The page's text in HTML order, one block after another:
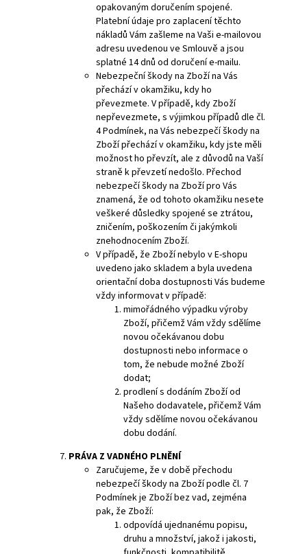
opakovaným doručením spojené.
Platební údaje pro zaplacení těchto
nákladů Vám zašleme na Vaši e-mailovou
adresu uvedenou ve Smlouvě a jsou
splatné 14 dnů od doručení e-mailu.
Nebezpeční škody na Zboží na Vás
přechází v okamžiku, kdy ho
převezmete. V případě, kdy Zboží
nepřevezmete, s výjimkou případů dle čl.
4 Podmínek, na Vás nebezpečí škody na
Zboží přechází v okamžiku, kdy jste měli
možnost ho převzít, ale z důvodů na Vaší
straně k převzetí nedošlo. Přechod
nebezpečí škody na Zboží pro Vás
znamená, že od tohoto okamžiku nesete
veškeré důsledky spojené se ztrátou,
zničením, poškozením či jakýmkoli
znehodnocením Zboží.
V případě, že Zboží nebylo v E-shopu
uvedeno jako skladem a byla uvedena
orientační doba dostupnosti Vás budeme
vždy informovat v případě:
mimořádného výpadku výroby
Zboží, přičemž Vám vždy sdělíme
novou očekávanou dobu
dostupnosti nebo informace o
tom, že nebude možné Zboží
dodat;
prodlení s dodáním Zboží od
Našeho dodavatele, přičemž Vám
vždy sdělíme novou očekávanou
dobu dodání.
PRÁVA Z VADNÉHO PLNĚNÍ
Zaručujeme, že v době přechodu
nebezpečí škody na Zboží podle čl. 7
Podmínek je Zboží bez vad, zejména
pak, že Zboží:
odpovídá ujednanému popisu,
druhu a množství, jakož i jakosti,